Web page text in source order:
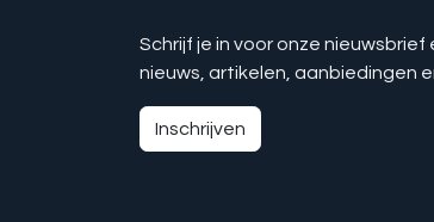
Schrijf je in voor onze
nieuws, artikelen, aanbiedingen
Inschrijven